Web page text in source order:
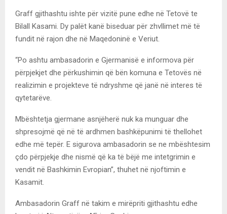
Graff gjithashtu ishte për vizitë pune edhe në Tetovë te
Bilall Kasami. Dy palët kanë biseduar për zhvllimet më të
fundit në rajon dhe në Maqedoninë e Veriut.
“Po ashtu ambasadorin e Gjermanisë e informova për
përpjekjet dhe përkushimin që bën komuna e Tetovës në
realizimin e projekteve të ndryshme që janë në interes të
qytetarëve.
Mbështetja gjermane asnjëherë nuk ka munguar dhe
shpresojmë që në të ardhmen bashkëpunimi të thellohet
edhe më tepër. E sigurova ambasadorin se ne mbështesim
çdo përpjekje dhe nismë që ka të bëjë me intetgrimin e
vendit në Bashkimin Evropian”, thuhet në njoftimin e
Kasamit.
Ambasadorin Graff në takim e mirëpriti gjithashtu edhe